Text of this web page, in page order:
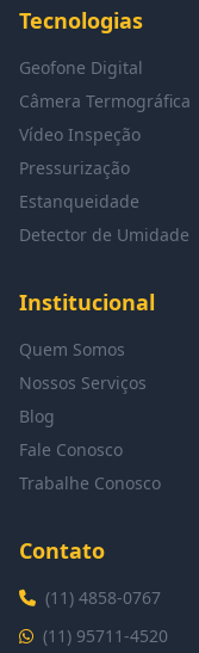
Tecnologias
Geofone Digital
Câmera Termográfica
Vídeo Inspeção
Pressurização
Estanqueidade
Detector de Umidade
Institucional
Quem Somos
Nossos Serviços
Blog
Fale Conosco
Trabalhe Conosco
Contato
(11) 4858-0767
(11) 95711-4520